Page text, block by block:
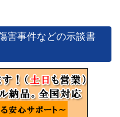
害事件などの示談書